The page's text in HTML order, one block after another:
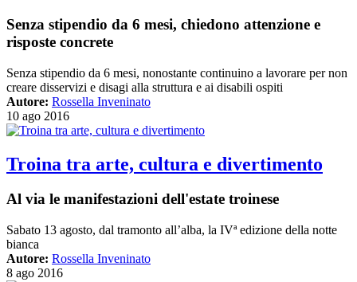
Senza stipendio da 6 mesi, chiedono attenzione e
risposte concrete
Senza stipendio da 6 mesi, nonostante continuino a lavorare per non
creare disservizi e disagi alla struttura e ai disabili ospiti
Autore: Rossella Inveninato
10 ago 2016
Troina tra arte, cultura e divertimento
Al via le manifestazioni dell'estate troinese
Sabato 13 agosto, dal tramonto all’alba, la IVª edizione della notte
bianca
Autore: Rossella Inveninato
8 ago 2016